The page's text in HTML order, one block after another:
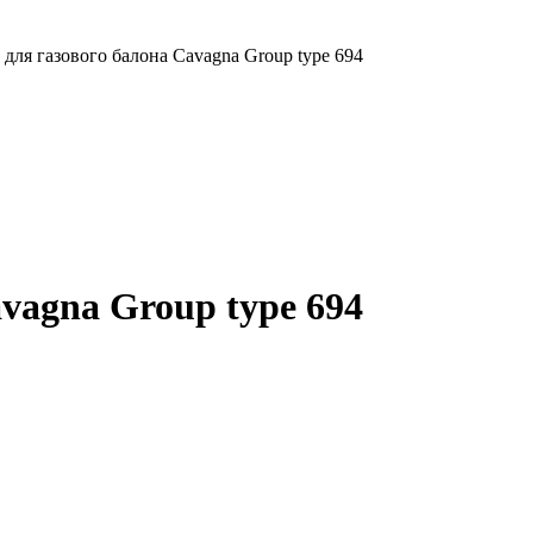
газового балона Cavagna Group type 694
Group type 694